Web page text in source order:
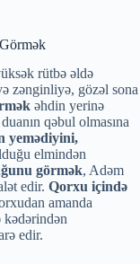
rütbə əldə
zənginliyə, gözəl sona
əhdin yerinə
qəbul olmasına
yemədiyini,
elmindən
görmək, Adəm
edir. Qorxu içində
amanda
kədərindən
edir.